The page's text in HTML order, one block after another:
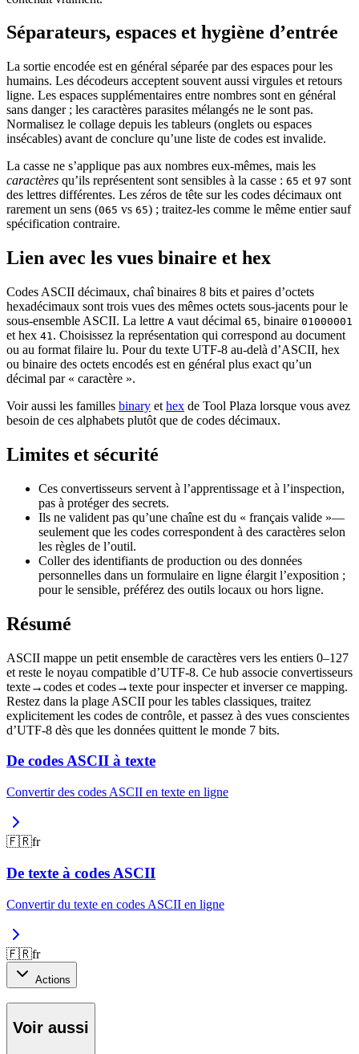
Séparateurs, espaces et hygiène d’entrée
La sortie encodée est en général séparée par des espaces pour les
humains. Les décodeurs acceptent souvent aussi virgules et retours
ligne. Les espaces supplémentaires entre nombres sont en général
sans danger ; les caractères parasites mélangés ne le sont pas.
Normalisez le collage depuis les tableurs (onglets ou espaces
insécables) avant de conclure qu’une liste de codes est invalide.
La casse ne s’applique pas aux nombres eux-mêmes, mais les
caractères qu’ils représentent sont sensibles à la casse : 65 et 97 sont
des lettres différentes. Les zéros de tête sur les codes décimaux ont
rarement un sens (065 vs 65) ; traitez-les comme le même entier sauf
spécification contraire.
Lien avec les vues binaire et hex
Codes ASCII décimaux, chaî binaires 8 bits et paires d’octets
hexadécimaux sont trois vues des mêmes octets sous-jacents pour le
sous-ensemble ASCII. La lettre A vaut décimal 65, binaire 01000001
et hex 41. Choisissez la représentation qui correspond au document
ou au format filaire lu. Pour du texte UTF-8 au-delà d’ASCII, hex
ou binaire des octets encodés est en général plus exact qu’un
décimal par « caractère ».
Voir aussi les familles binary et hex de Tool Plaza lorsque vous avez
besoin de ces alphabets plutôt que de codes décimaux.
Limites et sécurité
Ces convertisseurs servent à l’apprentissage et à l’inspection,
pas à protéger des secrets.
Ils ne valident pas qu’une chaîne est du « français valide »—
seulement que les codes correspondent à des caractères selon
les règles de l’outil.
Coller des identifiants de production ou des données
personnelles dans un formulaire en ligne élargit l’exposition ;
pour le sensible, préférez des outils locaux ou hors ligne.
Résumé
ASCII mappe un petit ensemble de caractères vers les entiers 0–127
et reste le noyau compatible d’UTF-8. Ce hub associe convertisseurs
texte→codes et codes→texte pour inspecter et inverser ce mapping.
Restez dans la plage ASCII pour les tables classiques, traitez
explicitement les codes de contrôle, et passez à des vues conscientes
d’UTF-8 dès que les données quittent le monde 7 bits.
De codes ASCII à texte
Convertir des codes ASCII en texte en ligne
🇫🇷fr
De texte à codes ASCII
Convertir du texte en codes ASCII en ligne
🇫🇷fr
Actions
Voir aussi